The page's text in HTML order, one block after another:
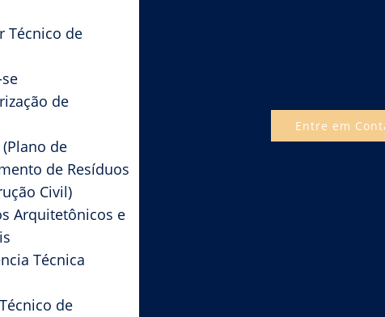
Técnico de
de
(Plano de
de Resíduos
Civil)
Arquitetônicos e
Técnica
de
Entre em